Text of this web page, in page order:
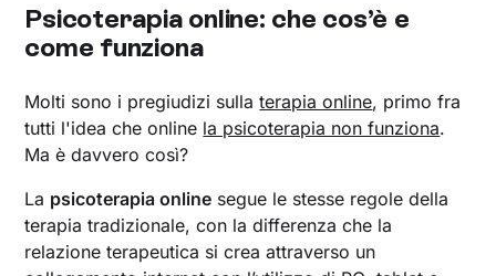
Psicoterapia online: che cos’è e
come funziona
Molti sono i pregiudizi sullaterapia online, primo fra
tutti l'idea che online la psicoterapia non funziona.
Ma è davvero così?
La psicoterapia online segue le stesse regole della
terapia tradizionale, con la differenza che la
relazione terapeutica si crea attraverso un